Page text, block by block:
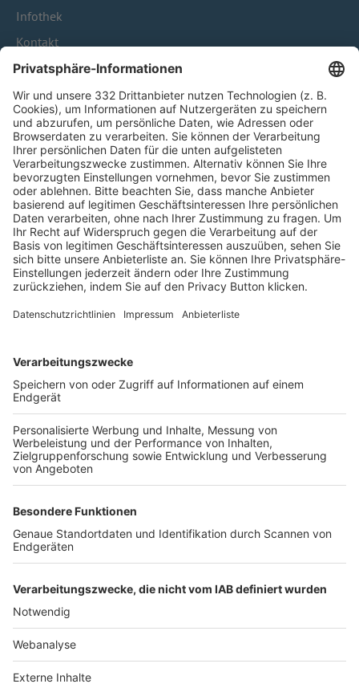
Infothek
Kontakt
HÄUFIG BESUCHTE SEITEN
Pässe und Vereinswechsel
Trainerausbildung
Schulungsangebot Vereinsmitarbeiter
BFV-Geschäftsstellen
Trainerbörse
Login SpielPlus
FOLGE DEM BFV
TOP-VEREINE
TOP-PARTNER
Nutzungsbedingungen Datenschutz Impressum